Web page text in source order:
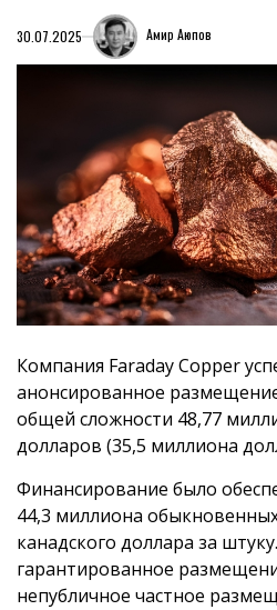
30.07.2025 Амир Аюпов
Компания Faraday Copper
анонсированное
общей сложности 48,77
долларов (35,5 миллиона
Финансирование было
44,3 миллиона
канадского доллара за
гарантированное
непубличное частное